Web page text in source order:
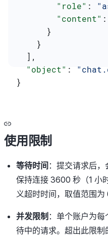
        "role"
:
        "content"
:
      }
    }
  ],
  "object"
:
}
使用限制
等待时间 ：提交请求后
保持连接 3600 秒（1 小
义超时时间，取值范围为
并发限制 ：单个账户为
待中的请求。超出此限